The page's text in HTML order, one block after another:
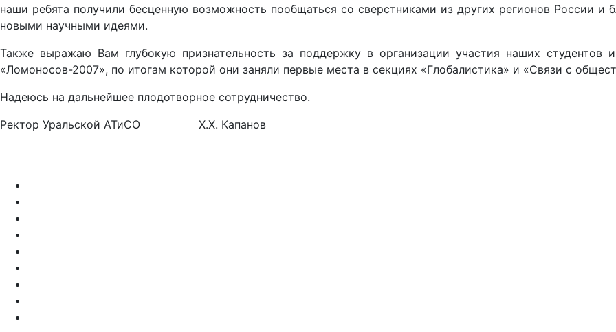
наши ребята получили бесценную возможность пообщаться со сверстниками из других регионов России
новыми научными идеями.
Также выражаю Вам глубокую признательность за поддержку в организации участия наших студентов
«Ломоносов-2007», по итогам которой они заняли первые места в секциях «Глобалистика» и «Связи с
Надеюсь на дальнейшее плодотворное сотрудничество.
Ректор Уральской АТиСО Х.Х. Капанов